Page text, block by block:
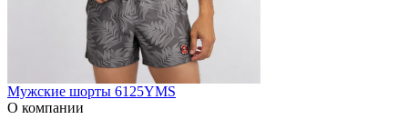
Мужские шорты 6125YMS
О компании